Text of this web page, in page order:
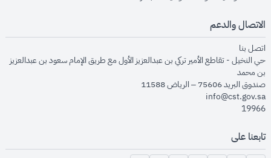
الاتصال والدعم
اتصل بنا
حي النخيل - تقاطع الأمير تركي بن عبدالعزيز الأول مع طريق الإمام سعود بن عبدالعزيز
بن محمد
صندوق البريد 75606 – الرياض 11588
info@cst.gov.sa
19966
تابعنا على